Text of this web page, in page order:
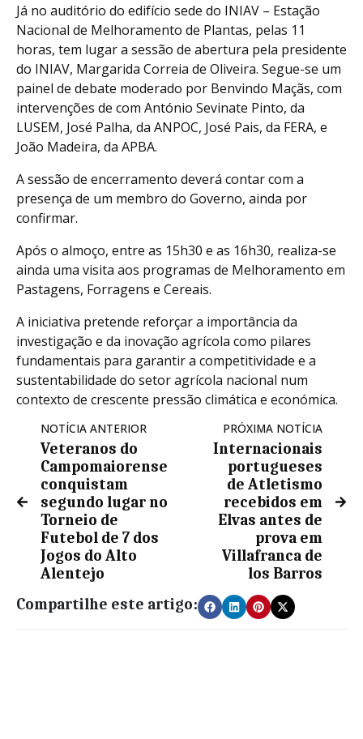
Já no auditório do edifício sede do INIAV – Estação
Nacional de Melhoramento de Plantas, pelas 11
horas, tem lugar a sessão de abertura pela presidente
do INIAV, Margarida Correia de Oliveira. Segue-se um
painel de debate moderado por Benvindo Maçãs, com
intervenções de com António Sevinate Pinto, da
LUSEM, José Palha, da ANPOC, José Pais, da FERA, e
João Madeira, da APBA.
A sessão de encerramento deverá contar com a
presença de um membro do Governo, ainda por
confirmar.
Após o almoço, entre as 15h30 e as 16h30, realiza-se
ainda uma visita aos programas de Melhoramento em
Pastagens, Forragens e Cereais.
A iniciativa pretende reforçar a importância da
investigação e da inovação agrícola como pilares
fundamentais para garantir a competitividade e a
sustentabilidade do setor agrícola nacional num
contexto de crescente pressão climática e económica.
NOTÍCIA ANTERIOR
Veteranos do
Campomaiorense
conquistam
segundo lugar no
Torneio de
Futebol de 7 dos
Jogos do Alto
Alentejo
PRÓXIMA NOTÍCIA
Internacionais
portugueses
de Atletismo
recebidos em
Elvas antes de
prova em
Villafranca de
los Barros
Compartilhe este artigo: